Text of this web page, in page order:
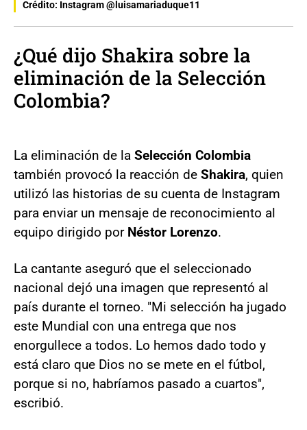
Crédito: Instagram @luisamariaduque11
¿Qué dijo Shakira sobre la
eliminación de la Selección
Colombia?
La eliminación de la Selección Colombia
también provocó la reacción de Shakira, quien
utilizó las historias de su cuenta de Instagram
para enviar un mensaje de reconocimiento al
equipo dirigido por Néstor Lorenzo.
La cantante aseguró que el seleccionado
nacional dejó una imagen que representó al
país durante el torneo. "Mi selección ha jugado
este Mundial con una entrega que nos
enorgullece a todos. Lo hemos dado todo y
está claro que Dios no se mete en el fútbol,
porque si no, habríamos pasado a cuartos",
escribió.